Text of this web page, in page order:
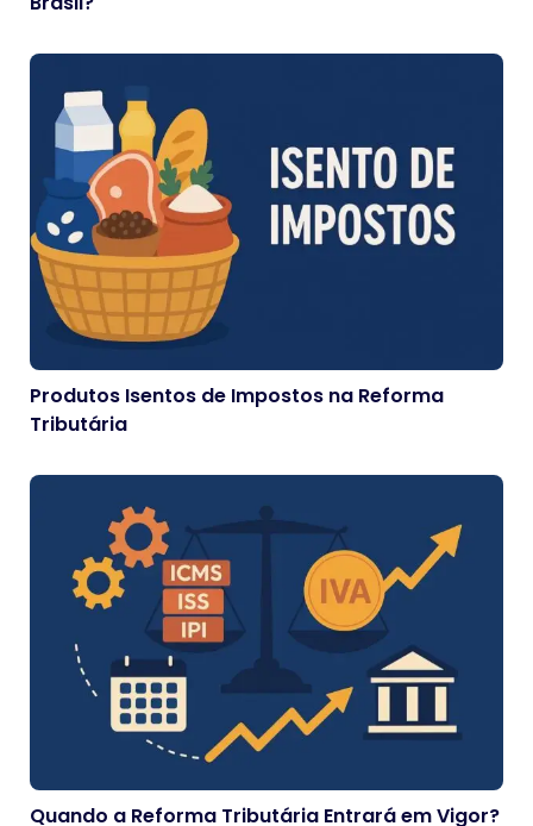
Produtos Isentos de Impostos na Reforma
Tributária
Quando a Reforma Tributária Entrará em Vigor?